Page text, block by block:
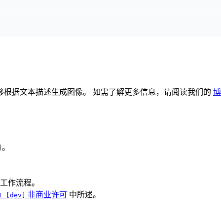
根据文本描述生成图像。 如需了解更多信息，请阅读我们的
。
作流程。
[dev] 非商业许可 中所述。